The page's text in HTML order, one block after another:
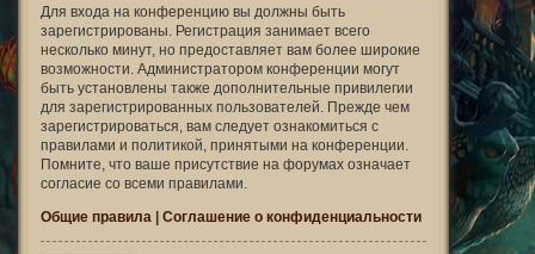
Для входа на конференцию вы должны быть
зарегистрированы. Регистрация занимает всего
несколько минут, но предоставляет вам более широкие
возможности. Администратором конференции могут
быть установлены также дополнительные привилегии
для зарегистрированных пользователей. Прежде чем
зарегистрироваться, вам следует ознакомиться с
правилами и политикой, принятыми на конференции.
Помните, что ваше присутствие на форумах означает
согласие со всеми правилами.
Общие правила | Соглашение о конфиденциальности